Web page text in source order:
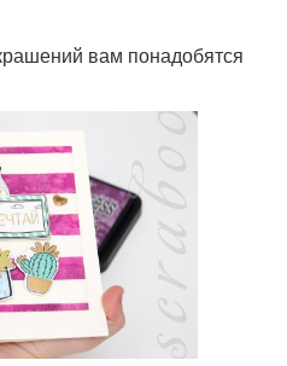
вам понадобятся